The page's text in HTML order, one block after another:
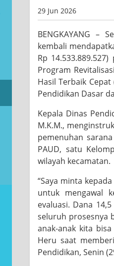
29 Jun 2026
BENGKAYANG –
kembali
Rp
Program
Hasil Terbaik
Pendidikan Dasar
Kepala Dinas
M.K.M.,
pemenuhan
PAUD, satu
wilayah kecamatan.
“Saya minta
untuk mengawal
evaluasi. Dana
seluruh prosesnya
anak-anak kita
Heru saat
Pendidikan, Senin